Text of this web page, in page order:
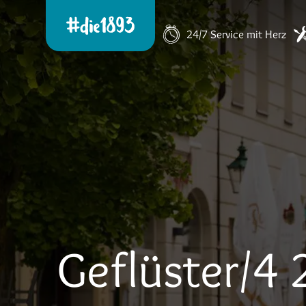
24/7 Service mit Herz
Geflüster/4